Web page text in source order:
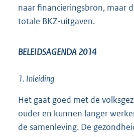
naar financieringsbron, maar
totale BKZ-uitgaven.
BELEIDSAGENDA 2014
1. Inleiding
Het gaat goed met de
ouder en kunnen langer
de samenleving. De